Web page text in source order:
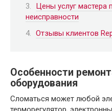
Цены услуг мастера
неисправности
Отзывы клиентов
Особенности
оборудования
Сломаться может любой